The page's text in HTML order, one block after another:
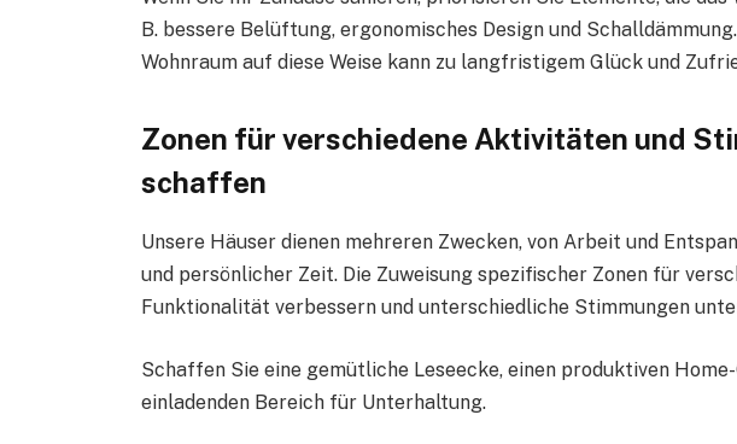
B. bessere Belüftung, ergonomisches Design und
Wohnraum auf diese Weise kann zu langfristigem Glück und
Zonen für verschiedene Aktivitäten und
schaffen
Unsere Häuser dienen mehreren Zwecken, von Arbeit und
und persönlicher Zeit. Die Zuweisung spezifischer Zonen für
Funktionalität verbessern und unterschiedliche Stimmungen
Schaffen Sie eine gemütliche Leseecke, einen produktiven
einladenden Bereich für Unterhaltung.